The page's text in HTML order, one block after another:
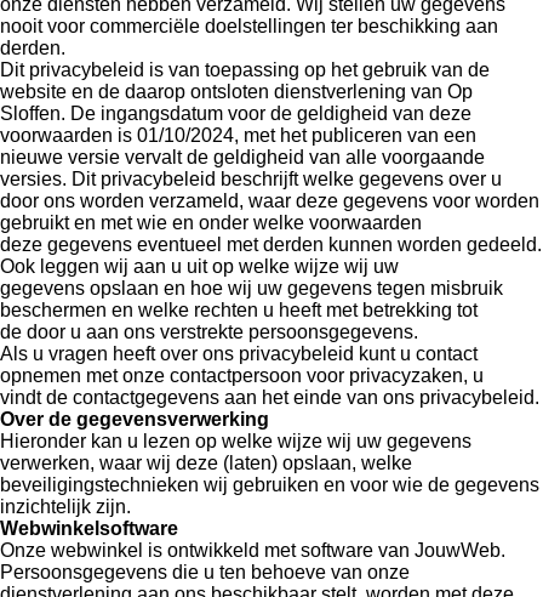
onze diensten hebben verzameld. Wij stellen uw gegevens
nooit voor commerciële doelstellingen ter beschikking aan
derden.
Dit privacybeleid is van toepassing op het gebruik van de
website en de daarop ontsloten dienstverlening van Op
Sloffen. De ingangsdatum voor de geldigheid van deze
voorwaarden is 01/10/2024, met het publiceren van een
nieuwe versie vervalt de geldigheid van alle voorgaande
versies. Dit privacybeleid beschrijft welke gegevens over u
door ons worden verzameld, waar deze gegevens voor worden
gebruikt en met wie en onder welke voorwaarden
deze gegevens eventueel met derden kunnen worden gedeeld.
Ook leggen wij aan u uit op welke wijze wij uw
gegevens opslaan en hoe wij uw gegevens tegen misbruik
beschermen en welke rechten u heeft met betrekking tot
de door u aan ons verstrekte persoonsgegevens.
Als u vragen heeft over ons privacybeleid kunt u contact
opnemen met onze contactpersoon voor privacyzaken, u
vindt de contactgegevens aan het einde van ons privacybeleid.
Over de gegevensverwerking
Hieronder kan u lezen op welke wijze wij uw gegevens
verwerken, waar wij deze (laten) opslaan, welke
beveiligingstechnieken wij gebruiken en voor wie de gegevens
inzichtelijk zijn.
Webwinkelsoftware
Onze webwinkel is ontwikkeld met software van JouwWeb.
Persoonsgegevens die u ten behoeve van onze